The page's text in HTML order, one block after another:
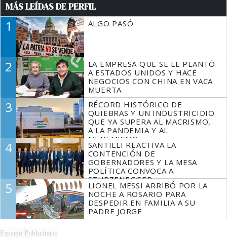
MÁS LEÍDAS DE PERFIL
1 ALGO PASÓ
2
LA EMPRESA QUE SE LE PLANTÓ
A ESTADOS UNIDOS Y HACE
NEGOCIOS CON CHINA EN VACA
MUERTA
3
RÉCORD HISTÓRICO DE
QUIEBRAS Y UN INDUSTRICIDIO
QUE YA SUPERA AL MACRISMO,
A LA PANDEMIA Y AL
MENEMISMO
4
SANTILLI REACTIVA LA
CONTENCIÓN DE
GOBERNADORES Y LA MESA
POLÍTICA CONVOCA A
STURZENEGGER
5
LIONEL MESSI ARRIBÓ POR LA
NOCHE A ROSARIO PARA
DESPEDIR EN FAMILIA A SU
PADRE JORGE
Espacio Publicitario